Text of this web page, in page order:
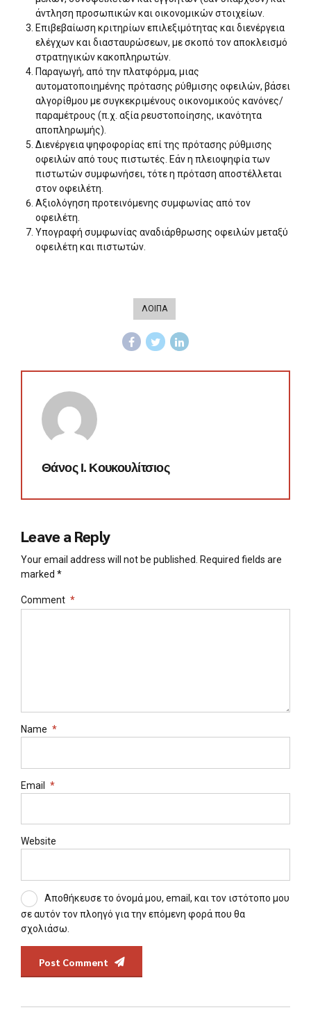
άντληση προσωπικών και οικονομικών στοιχείων.
Επιβεβαίωση κριτηρίων επιλεξιμότητας και διενέργεια
ελέγχων και διασταυρώσεων, με σκοπό τον αποκλεισμό
στρατηγικών κακοπληρωτών.
Παραγωγή, από την πλατφόρμα, μιας
αυτοματοποιημένης πρότασης ρύθμισης οφειλών, βάσει
αλγορίθμου με συγκεκριμένους οικονομικούς κανόνες/
παραμέτρους (π.χ. αξία ρευστοποίησης, ικανότητα
αποπληρωμής).
Διενέργεια ψηφοφορίας επί της πρότασης ρύθμισης
οφειλών από τους πιστωτές. Εάν η πλειοψηφία των
πιστωτών συμφωνήσει, τότε η πρόταση αποστέλλεται
στον οφειλέτη.
Αξιολόγηση προτεινόμενης συμφωνίας από τον
οφειλέτη.
Υπογραφή συμφωνίας αναδιάρθρωσης οφειλών μεταξύ
οφειλέτη και πιστωτών.
ΛΟΙΠΑ
Θάνος Ι. Κουκουλίτσιος
Leave a Reply
Your email address will not be published. Required fields are
marked *
Comment *
Name *
Email *
Website
Αποθήκευσε το όνομά μου, email, και τον ιστότοπο μου
σε αυτόν τον πλοηγό για την επόμενη φορά που θα
σχολιάσω.
Post Comment